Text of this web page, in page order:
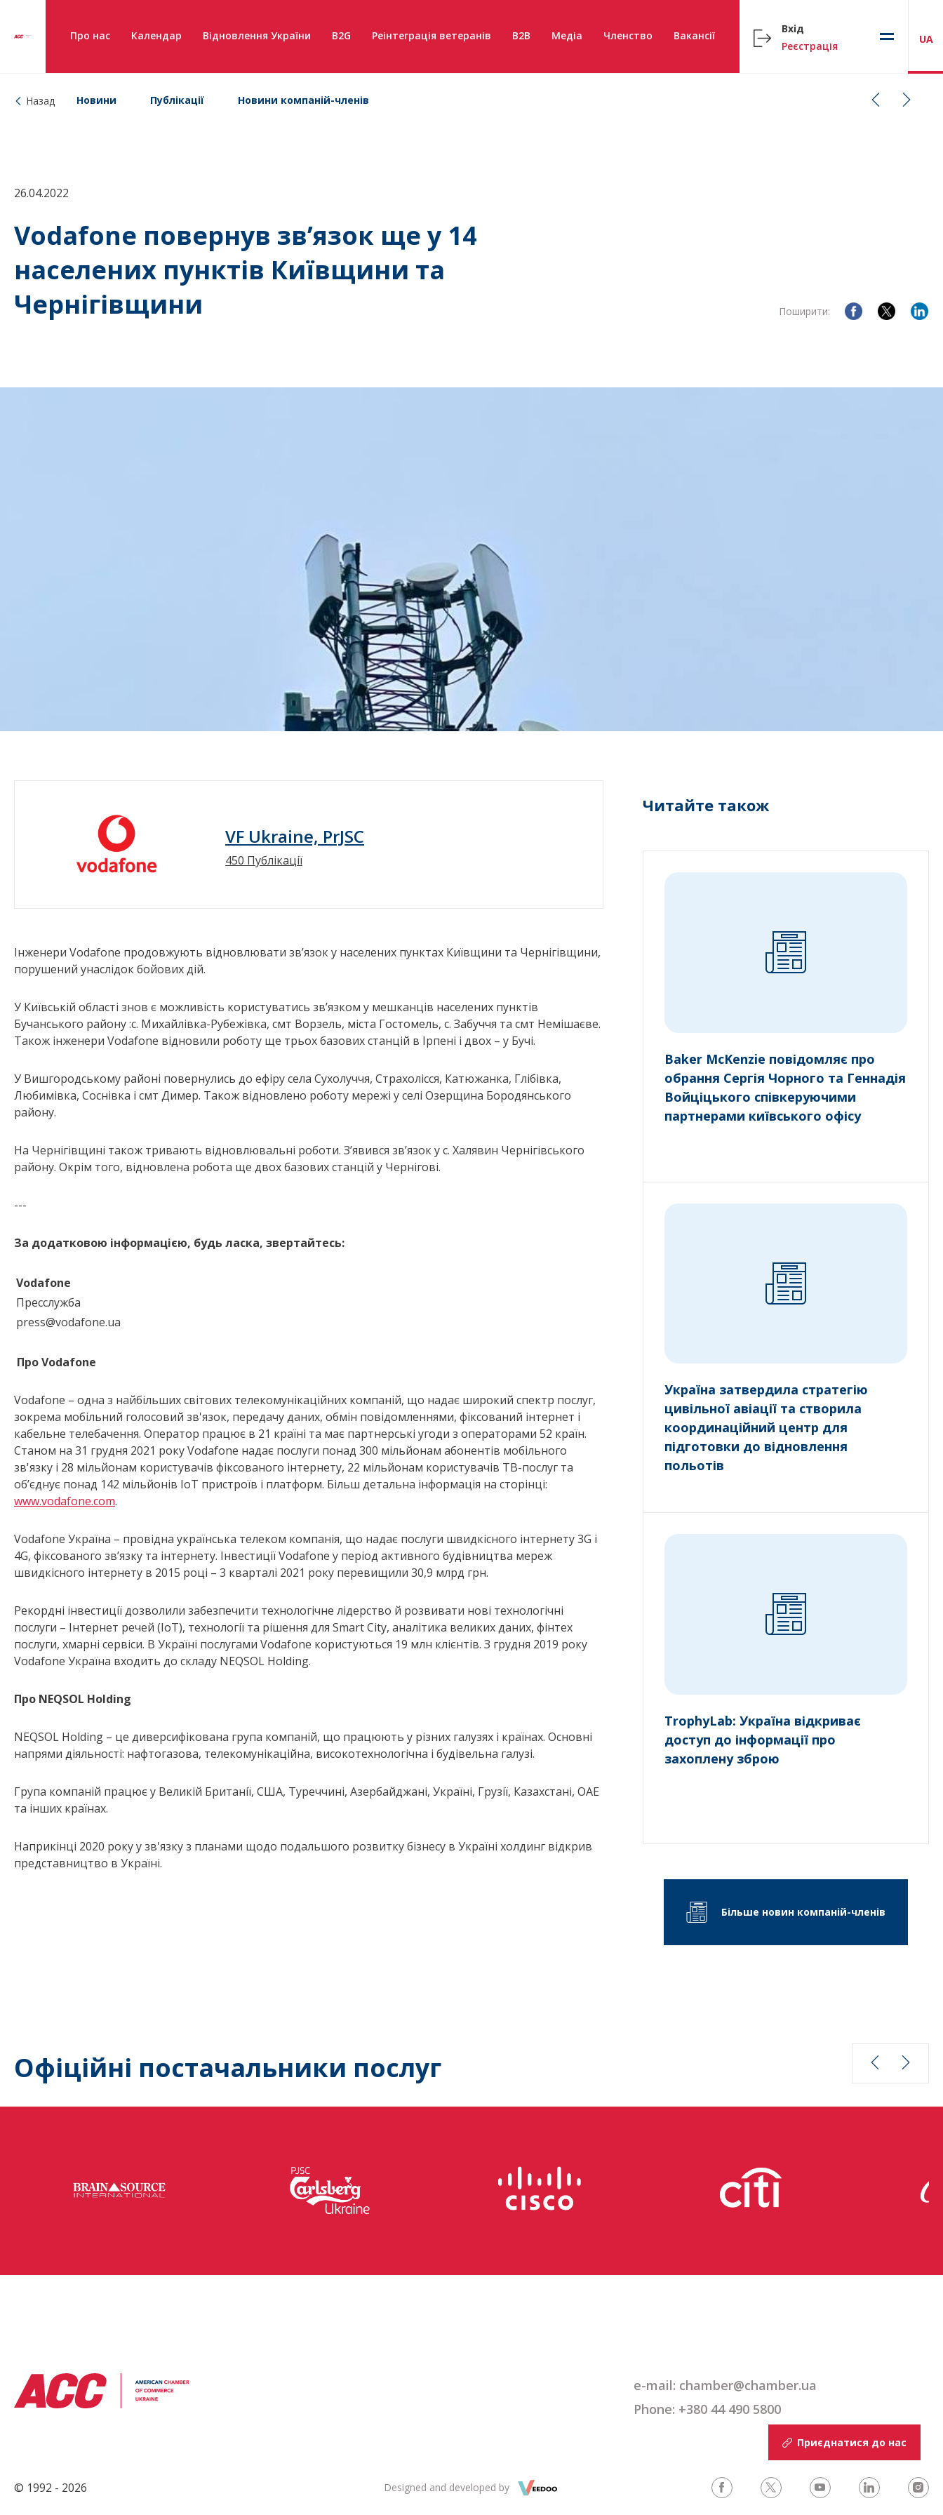
Про нас Календар Відновлення України B2G Реінтеграція ветеранів B2B Медіа Членство Вакансії
Вхід
Реєстрація
UA
Назад Новини Публікації Новини компаній-членів
26.04.2022
Vodafone повернув зв’язок ще у 14
населених пунктів Київщини та
Чернігівщини
Поширити:
VF Ukraine, PrJSC
450 Публікації
Інженери Vodafone продовжують відновлювати зв’язок у населених пунктах Київщини та Чернігівщини,
порушений унаслідок бойових дій.
У Київській області знов є можливість користуватись зв’язком у мешканців населених пунктів
Бучанського району :с. Михайлівка-Рубежівка, смт Ворзель, міста Гостомель, с. Забуччя та смт Немішаєве.
Також інженери Vodafone відновили роботу ще трьох базових станцій в Ірпені і двох – у Бучі.
У Вишгородському районі повернулись до ефіру села Сухолуччя, Страхолісся, Катюжанка, Глібівка,
Любимівка, Соснівка і смт Димер. Також відновлено роботу мережі у селі Озерщина Бородянського
району.
На Чернігівщині також тривають відновлювальні роботи. З’явився зв’язок у с. Халявин Чернігівського
району. Окрім того, відновлена робота ще двох базових станцій у Чернігові.
---
За додатковою інформацією, будь ласка, звертайтесь:
Vodafone
Пресслужба
press@vodafone.ua
Про Vodafone
Vodafone – одна з найбільших світових телекомунікаційних компаній, що надає широкий спектр послуг,
зокрема мобільний голосовий зв'язок, передачу даних, обмін повідомленнями, фіксований інтернет і
кабельне телебачення. Оператор працює в 21 країні та має партнерські угоди з операторами 52 країн.
Станом на 31 грудня 2021 року Vodafone надає послуги понад 300 мільйонам абонентів мобільного
зв'язку і 28 мільйонам користувачів фіксованого інтернету, 22 мільйонам користувачів ТВ-послуг та
об’єднує понад 142 мільйонів IoT пристроїв і платформ. Більш детальна інформація на сторінці:
www.vodafone.com.
Vodafone Україна – провідна українська телеком компанія, що надає послуги швидкісного інтернету 3G і
4G, фіксованого зв’язку та інтернету. Інвестиції Vodafone у період активного будівництва мереж
швидкісного інтернету в 2015 році – 3 кварталі 2021 року перевищили 30,9 млрд грн.
Рекордні інвестиції дозволили забезпечити технологічне лідерство й розвивати нові технологічні
послуги – Інтернет речей (IoT), технології та рішення для Smart City, аналітика великих даних, фінтех
послуги, хмарні сервіси. В Україні послугами Vodafone користуються 19 млн клієнтів. З грудня 2019 року
Vodafone Україна входить до складу NEQSOL Holding.
Про NEQSOL Holding
NEQSOL Holding – це диверсифікована група компаній, що працюють у різних галузях і країнах. Основні
напрями діяльності: нафтогазова, телекомунікаційна, високотехнологічна і будівельна галузі.
Група компаній працює у Великій Британії, США, Туреччині, Азербайджані, Україні, Грузії, Казахстані, ОАЕ
та інших країнах.
Наприкінці 2020 року у зв'язку з планами щодо подальшого розвитку бізнесу в Україні холдинг відкрив
представництво в Україні.
Читайте також
Baker McKenzie повідомляє про
обрання Сергія Чорного та Геннадія
Войціцького співкеруючими
партнерами київського офісу
Україна затвердила стратегію
цивільної авіації та створила
координаційний центр для
підготовки до відновлення
польотів
TrophyLab: Україна відкриває
доступ до інформації про
захоплену зброю
Більше новин компаній-членів
Офіційні постачальники послуг
e-mail: chamber@chamber.ua
Phone: +380 44 490 5800
© 1992 - 2026 Designed and developed by
Приєднатися до нас